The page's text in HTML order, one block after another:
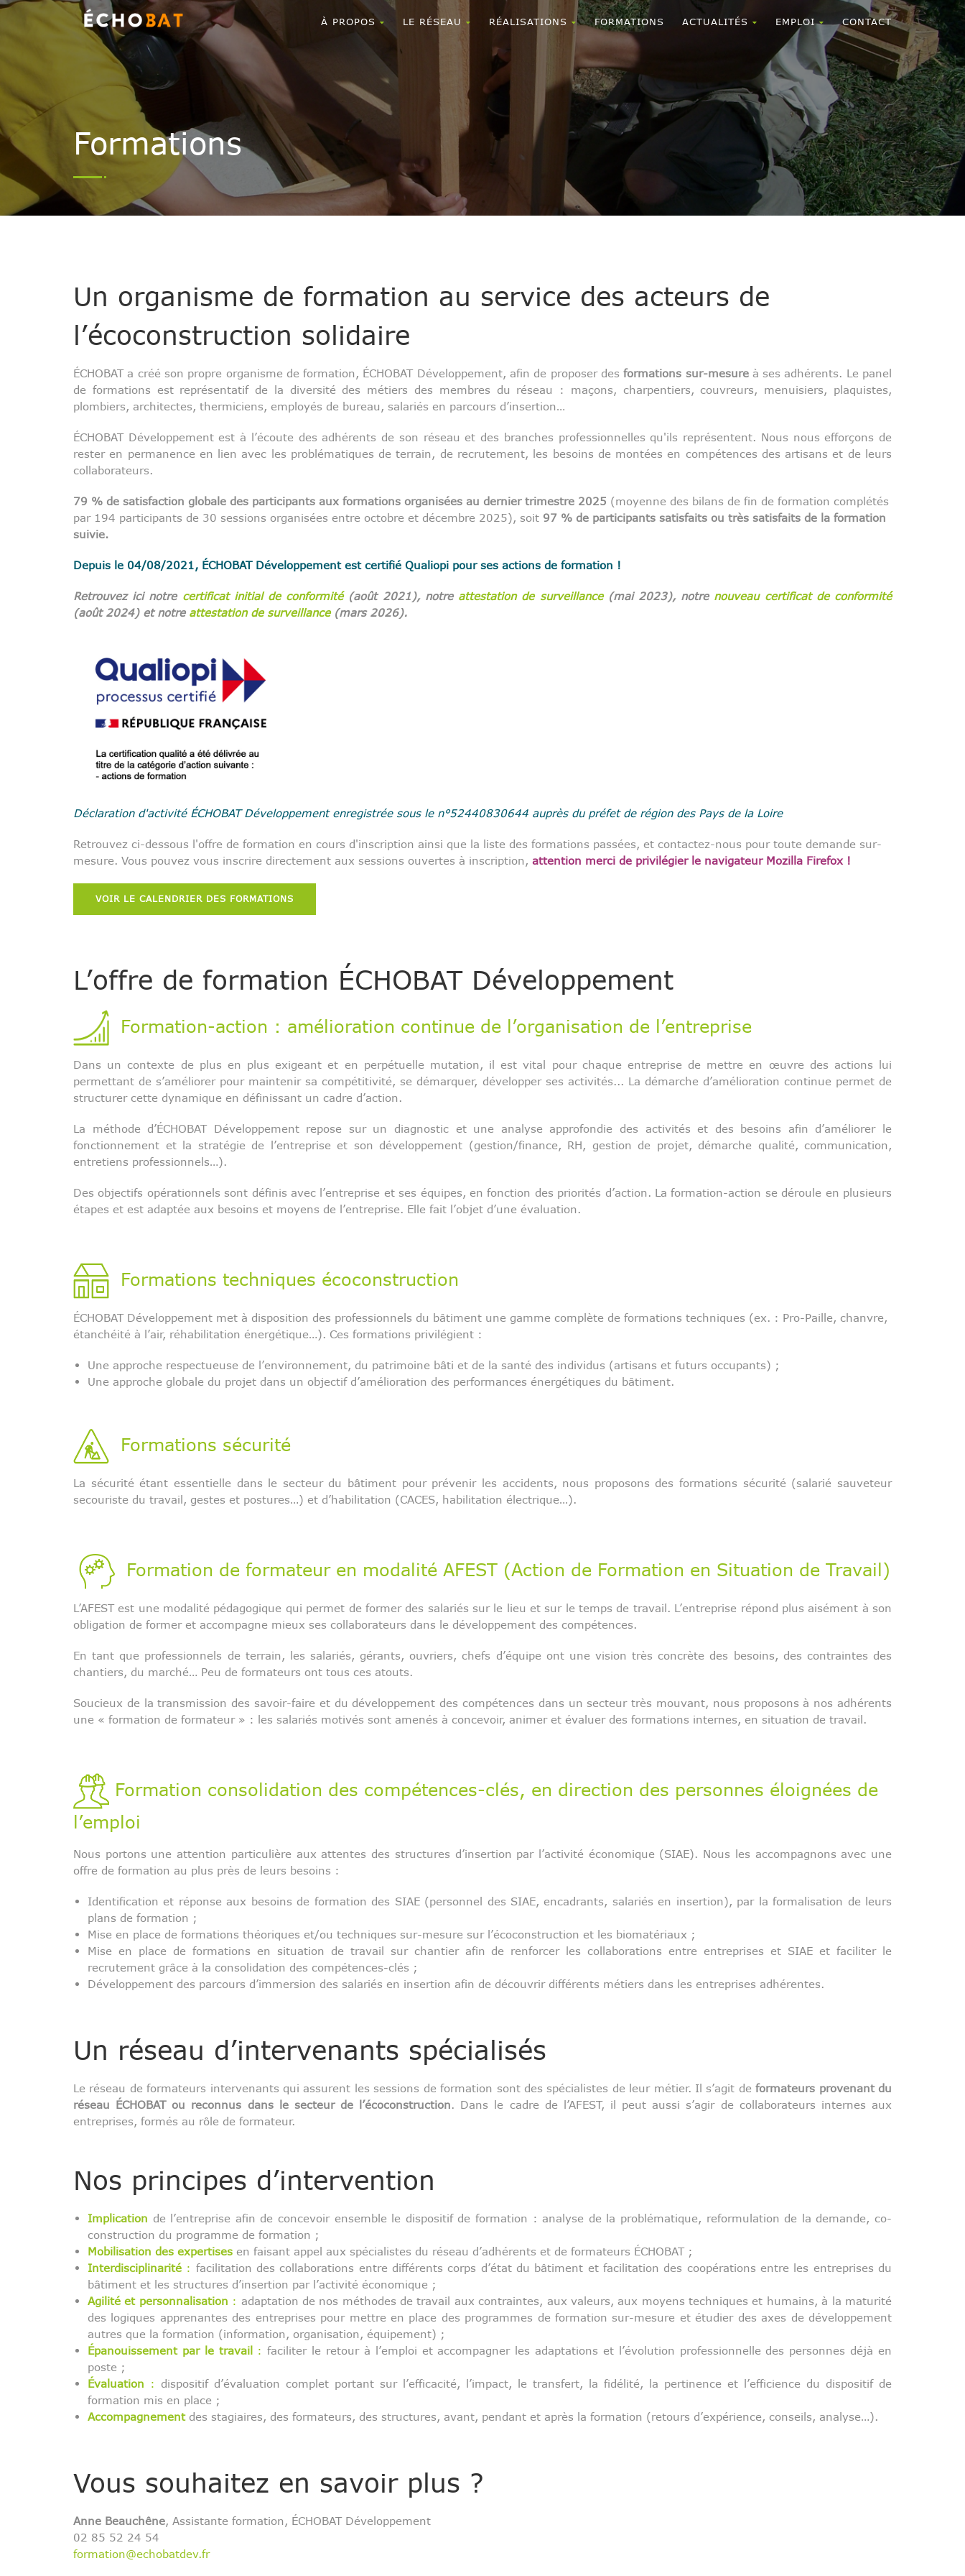
À PROPOS LE RÉSEAU RÉALISATIONS FORMATIONS ACTUALITÉS EMPLOI CONTACT
Formations
Un organisme de formation au service des acteurs de
l’écoconstruction solidaire
ÉCHOBAT a créé son propre organisme de formation, ÉCHOBAT Développement, afin de proposer desformations sur-mesureà ses adhérents. Le panel
de formations est représentatif de la diversité des métiers des membres du réseau : maçons, charpentiers, couvreurs, menuisiers, plaquistes,
plombiers, architectes, thermiciens, employés de bureau, salariés en parcours d’insertion…
ÉCHOBAT Développement est à l’écoute des adhérents de son réseau et des branches professionnelles qu'ils représentent. Nous nous efforçons de
rester en permanence en lien avec les problématiques de terrain, de recrutement, les besoins de montées en compétences des artisans et de leurs
collaborateurs.
79 % de satisfaction globale des participants aux formations organisées au dernier trimestre 2025 (moyenne des bilans de fin de formation complétés
par 194 participants de 30 sessions organisées entre octobre et décembre 2025), soit 97 % de participants satisfaits ou très satisfaits de la formation
suivie.
Depuis le 04/08/2021, ÉCHOBAT Développement est certifié Qualiopi pour ses actions de formation !
Retrouvez ici notre certificat initial de conformité(août 2021), notre attestation de surveillance (mai 2023), notre nouveau certificat de conformité
(août 2024) et notre attestation de surveillance (mars 2026).
Déclaration d'activité ÉCHOBAT Développement enregistrée sous le n°52440830644 auprès du préfet de région des Pays de la Loire
Retrouvez ci-dessous l'offre de formation en cours d'inscription ainsi que la liste des formations passées, et contactez-nous pour toute demande sur-
mesure. Vous pouvez vous inscrire directement aux sessions ouvertes à inscription, attention merci de privilégier le navigateur Mozilla Firefox !
VOIR LE CALENDRIER DES FORMATIONS
L’offre de formation ÉCHOBAT Développement
Formation-action : amélioration continue de l’organisation de l’entreprise
Dans un contexte de plus en plus exigeant et en perpétuelle mutation, il est vital pour chaque entreprise de mettre en œuvre des actions lui
permettant de s’améliorer pour maintenir sa compétitivité, se démarquer, développer ses activités... La démarche d’amélioration continue permet de
structurer cette dynamique en définissant un cadre d’action.
La méthode d’ÉCHOBAT Développement repose sur un diagnostic et une analyse approfondie des activités et des besoins afin d’améliorer le
fonctionnement et la stratégie de l’entreprise et son développement (gestion/finance, RH, gestion de projet, démarche qualité, communication,
entretiens professionnels…).
Des objectifs opérationnels sont définis avec l’entreprise et ses équipes, en fonction des priorités d’action. La formation-action se déroule en plusieurs
étapes et est adaptée aux besoins et moyens de l’entreprise. Elle fait l’objet d’une évaluation.
Formations techniques écoconstruction
ÉCHOBAT Développement met à disposition des professionnels du bâtiment une gamme complète de formations techniques (ex. : Pro-Paille, chanvre,
étanchéité à l’air, réhabilitation énergétique…). Ces formations privilégient :
Une approche respectueuse de l’environnement, du patrimoine bâti et de la santé des individus (artisans et futurs occupants) ;
Une approche globale du projet dans un objectif d’amélioration des performances énergétiques du bâtiment.
Formations sécurité
La sécurité étant essentielle dans le secteur du bâtiment pour prévenir les accidents, nous proposons des formations sécurité (salarié sauveteur
secouriste du travail, gestes et postures…) et d’habilitation (CACES, habilitation électrique…).
Formation de formateur en modalité AFEST (Action de Formation en Situation de Travail)
L’AFEST est une modalité pédagogique qui permet de former des salariés sur le lieu et sur le temps de travail. L’entreprise répond plus aisément à son
obligation de former et accompagne mieux ses collaborateurs dans le développement des compétences.
En tant que professionnels de terrain, les salariés, gérants, ouvriers, chefs d’équipe ont une vision très concrète des besoins, des contraintes des
chantiers, du marché… Peu de formateurs ont tous ces atouts.
Soucieux de la transmission des savoir-faire et du développement des compétences dans un secteur très mouvant, nous proposons à nos adhérents
une « formation de formateur » : les salariés motivés sont amenés à concevoir, animer et évaluer des formations internes, en situation de travail.
Formation consolidation des compétences-clés, en direction des personnes éloignées de
l’emploi
Nous portons une attention particulière aux attentes des structures d’insertion par l’activité économique (SIAE). Nous les accompagnons avec une
offre de formation au plus près de leurs besoins :
Identification et réponse aux besoins de formation des SIAE (personnel des SIAE, encadrants, salariés en insertion), par la formalisation de leurs
plans de formation ;
Mise en place de formations théoriques et/ou techniques sur-mesure sur l’écoconstruction et les biomatériaux ;
Mise en place de formations en situation de travail sur chantier afin de renforcer les collaborations entre entreprises et SIAE et faciliter le
recrutement grâce à la consolidation des compétences-clés ;
Développement des parcours d’immersion des salariés en insertion afin de découvrir différents métiers dans les entreprises adhérentes.
Un réseau d’intervenants spécialisés
Le réseau de formateurs intervenants qui assurent les sessions de formation sont des spécialistes de leur métier. Il s’agit deformateurs provenant du
réseau ÉCHOBAT ou reconnus dans le secteur de l’écoconstruction. Dans le cadre de l’AFEST, il peut aussi s’agir de collaborateurs internes aux
entreprises, formés au rôle de formateur.
Nos principes d’intervention
Implication de l’entreprise afin de concevoir ensemble le dispositif de formation : analyse de la problématique, reformulation de la demande, co-
construction du programme de formation ;
Mobilisation des expertises en faisant appel aux spécialistes du réseau d’adhérents et de formateurs ÉCHOBAT ;
Interdisciplinarité : facilitation des collaborations entre différents corps d’état du bâtiment et facilitation des coopérations entre les entreprises du
bâtiment et les structures d’insertion par l’activité économique ;
Agilité et personnalisation : adaptation de nos méthodes de travail aux contraintes, aux valeurs, aux moyens techniques et humains, à la maturité
des logiques apprenantes des entreprises pour mettre en place des programmes de formation sur-mesure et étudier des axes de développement
autres que la formation (information, organisation, équipement) ;
Épanouissement par le travail : faciliter le retour à l’emploi et accompagner les adaptations et l’évolution professionnelle des personnes déjà en
poste ;
Évaluation :
dispositif d’évaluation complet portant sur l’efficacité, l’impact, le transfert, la fidélité, la pertinence et l’efficience du dispositif de
formation mis en place ;
Accompagnementdes stagiaires, des formateurs, des structures, avant, pendant et après la formation (retours d’expérience, conseils, analyse…).
Vous souhaitez en savoir plus ?
Anne Beauchêne, Assistante formation, ÉCHOBAT Développement
02 85 52 24 54
formation@echobatdev.fr